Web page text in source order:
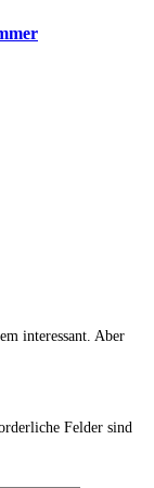
interessant. Aber
Felder sind